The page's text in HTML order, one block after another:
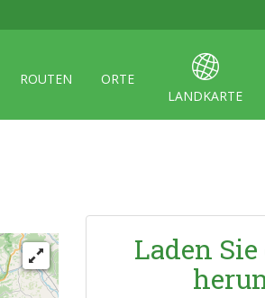
ROUTEN
ORTE
LANDKARTE
Laden